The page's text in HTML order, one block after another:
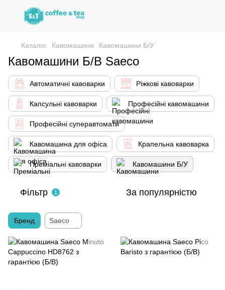
Каталог Кавомашини Кавомашини Б/У
Кавомашини Б/В Saeco
Автоматичні кавоварки Ріжкові кавоварки
Капсульні кавоварки Професійні кавомашини
Професійні суперавтомати
Кавомашина для офіса Крапельна кавоварка
Преміальні кавоварки Кавомашини Б/У
Фільтр 1 За популярністю
Бренд Saeco